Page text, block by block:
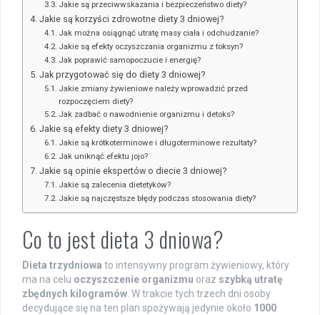
Jakie są przeciwwskazania i bezpieczeństwo diety?
Jakie są korzyści zdrowotne diety 3 dniowej?
Jak można osiągnąć utratę masy ciała i odchudzanie?
Jakie są efekty oczyszczania organizmu z toksyn?
Jak poprawić samopoczucie i energię?
Jak przygotować się do diety 3 dniowej?
Jakie zmiany żywieniowe należy wprowadzić przed
rozpoczęciem diety?
Jak zadbać o nawodnienie organizmu i detoks?
Jakie są efekty diety 3 dniowej?
Jakie są krótkoterminowe i długoterminowe rezultaty?
Jak uniknąć efektu jojo?
Jakie są opinie ekspertów o diecie 3 dniowej?
Jakie są zalecenia dietetyków?
Jakie są najczęstsze błędy podczas stosowania diety?
Co to jest dieta 3 dniowa?
Dieta trzydniowa to intensywny program żywieniowy, który
ma na celu oczyszczenie organizmu oraz szybką utratę
zbędnych kilogramów . W trakcie tych trzech dni osoby
decydujące się na ten plan spożywają jedynie około 1000